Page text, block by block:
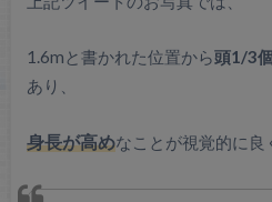
1.6mと書かれた位置から頭1/3
あり、
身長が高めなことが視覚的に良